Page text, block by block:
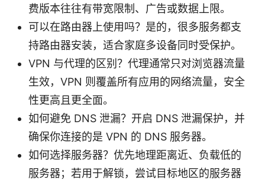
费版本往往有带宽限制、广告或数据上限。
可以在路由器上使用吗？是的，很多服务都支
持路由器安装，适合家庭多设备同时受保护。
VPN 与代理的区别？代理通常只对浏览器流量
生效，VPN 则覆盖所有应用的网络流量，安全
性更高且更全面。
如何避免 DNS 泄漏？开启 DNS 泄漏保护，并
确保你连接的是 VPN 的 DNS 服务器。
如何选择服务器？优先地理距离近、负载低的
服务器；若用于解锁，尝试目标地区的服务器